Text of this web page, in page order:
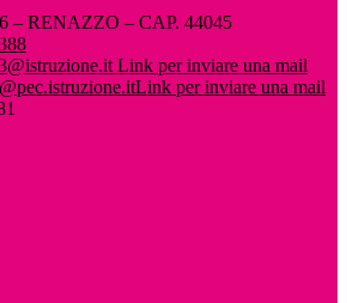
– RENAZZO – CAP. 44045
Link per inviare una mail
Link per inviare una mail